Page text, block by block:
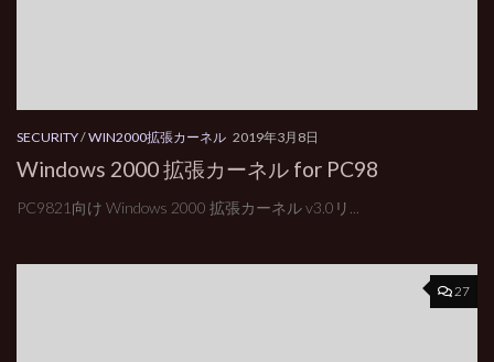
SECURITY/WIN2000拡張カーネル 2019年3月8日
Windows 2000 拡張カーネル for PC98
PC9821向け Windows 2000 拡張カーネル v3.0リ...
27